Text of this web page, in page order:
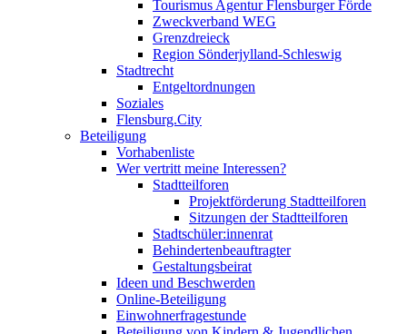
Tourismus Agentur Flensburger Förde
Zweckverband WEG
Grenzdreieck
Region Sönderjylland-Schleswig
Stadtrecht
Entgeltordnungen
Soziales
Flensburg.City
Beteiligung
Vorhabenliste
Wer vertritt meine Interessen?
Stadtteilforen
Projektförderung Stadtteilforen
Sitzungen der Stadtteilforen
Stadtschüler:innenrat
Behindertenbeauftragter
Gestaltungsbeirat
Ideen und Beschwerden
Online-Beteiligung
Einwohnerfragestunde